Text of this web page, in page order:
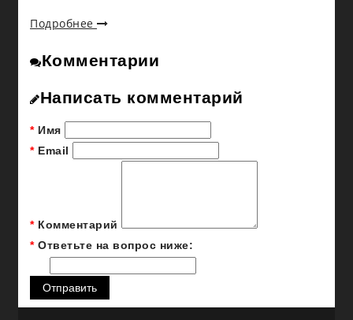
Подробнее
Комментарии
Написать комментарий
Имя
Email
Комментарий
Ответьте на вопрос ниже:
Отправить